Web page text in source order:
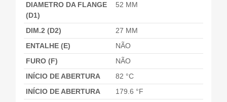
MAZDA
8AGX15171
MAZDA
8AK215171
MAZDA
FS0515171
MAZDA
KL0115171
MAZDA
MAZDA
KL0115171J
MAZDA
PE0115171
DIAMETRO DA FLANGE
(D1)
52 MM
DIM.2 (D2)
27 MM
ENTALHE (E)
NÃO
FURO (F)
NÃO
INÍCIO DE ABERTURA
82 °C
INÍCIO DE ABERTURA
179.6 °F